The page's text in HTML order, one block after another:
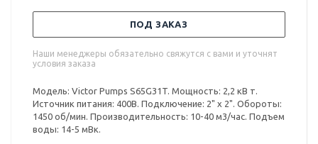
ПОД ЗАКАЗ
Наши менеджеры обязательно свяжутся с вами и уточнят
условия заказа
Модель: Victor Pumps S65G31T. Мощность: 2,2 кВ т.
Источник питания: 400В. Подключение: 2" x 2". Обороты:
1450 об/мин. Производительность: 10-40 м3/час. Подъем
воды: 14-5 мВк.